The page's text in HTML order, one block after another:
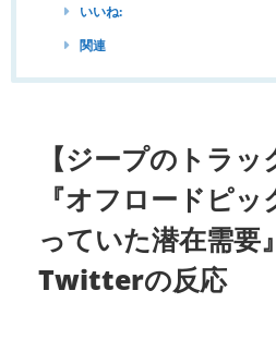
いいね:
関連
【ジープのトラッ
『オフロードピ
っていた潜在需要
Twitterの反応